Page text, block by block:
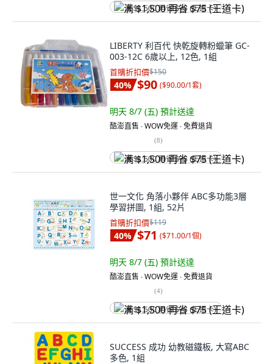
满 $1,500 再省 $75 (王道卡)
LIBERTY 利百代 快乾旋轉粉蠟筆 GC-
003-12C 6歲以上, 12色, 1組
首購折扣價$150
40% $90 ($90.00/1套)
明天 8/7 (五) 預計送達
酷澎直售 ∙ WOW免運 ∙ 免費退貨
(8)
满 $1,500 再省 $75 (王道卡)
世一文化 角落小夥伴 ABC多功能3層
學習拼圖, 1組, 52片
首購折扣價$119
40% $71 ($71.00/1個)
明天 8/7 (五) 預計送達
酷澎直售 ∙ WOW免運 ∙ 免費退貨
(4)
满 $1,500 再省 $75 (王道卡)
SUCCESS 成功 幼教磁鐵板, 大寫ABC
多色, 1組